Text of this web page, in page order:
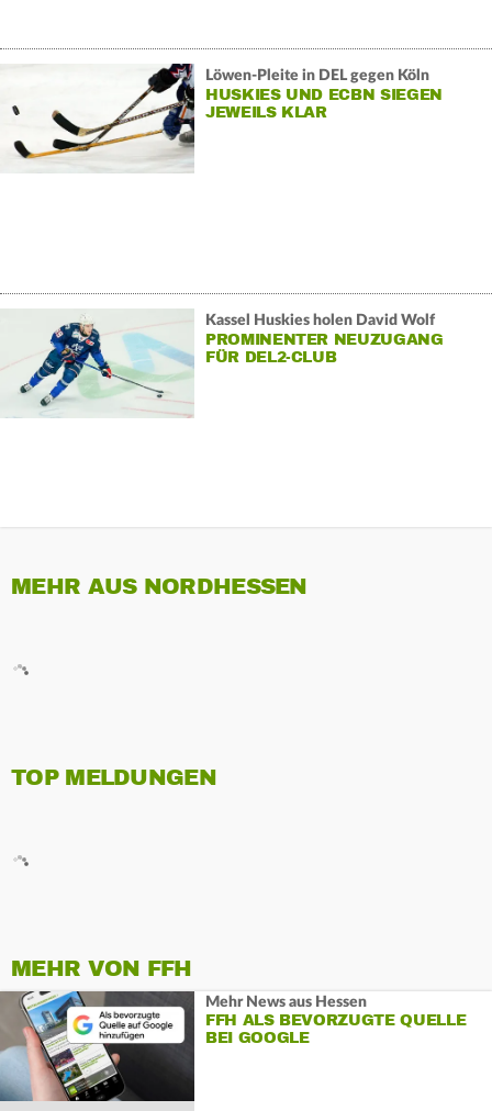
Löwen-Pleite in DEL gegen Köln
HUSKIES UND ECBN SIEGEN
JEWEILS KLAR
Kassel Huskies holen David Wolf
PROMINENTER NEUZUGANG
FÜR DEL2-CLUB
MEHR AUS NORDHESSEN
TOP MELDUNGEN
MEHR VON FFH
Mehr News aus Hessen
FFH ALS BEVORZUGTE QUELLE
BEI GOOGLE